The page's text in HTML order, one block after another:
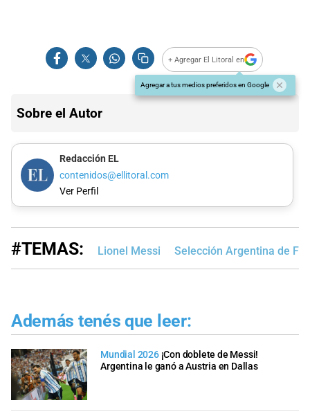
+ Agregar El Litoral en
Agregar a tus medios preferidos en Google
Sobre el Autor
Redacción EL
contenidos@ellitoral.com
Ver Perfil
#TEMAS: Lionel Messi Selección Argentina de
Además tenés que leer:
Mundial 2026 ¡Con doblete de Messi!
Argentina le ganó a Austria en Dallas